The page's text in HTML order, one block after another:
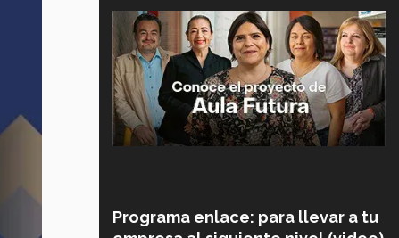
Programa enlace: para llevar a tu